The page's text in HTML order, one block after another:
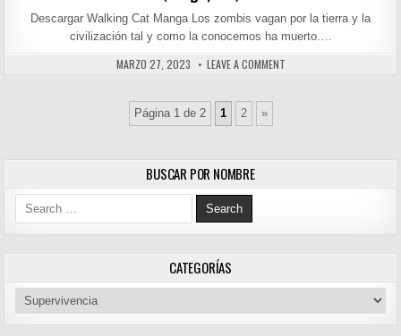
Descargar Walking Cat Manga Los zombis vagan por la tierra y la
civilización tal y como la conocemos ha muerto….
PUBLISHED DATE:
MARZO 27, 2023 LEAVE A COMMENTON DESCARGAR
Página 1 de 2 1 2 »
BUSCAR POR NOMBRE
Search for:
CATEGORÍAS
Categorías